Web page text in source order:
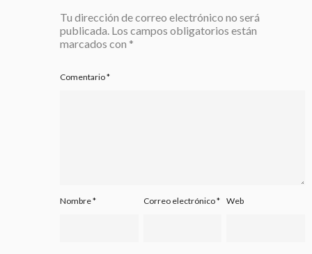
Tu dirección de correo electrónico no será
publicada. Los campos obligatorios están
marcados con *
Comentario*
Nombre* Correo electrónico* Web